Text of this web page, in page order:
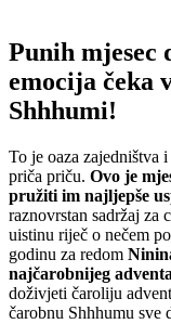
Punih mjesec
emocija čeka
Shhhumi!
To je oaza
priča priču. Ovo je
pružiti im najljepše
raznovrstan sadržaj za
uistinu riječ o nečem
godinu za redom
najčarobnijeg adventa
doživjeti čaroliju
čarobnu Shhhumu sve